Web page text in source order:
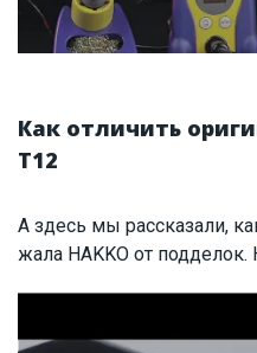
Как отличить
T12
А здесь мы рассказали,
жала HAKKO от подделок.